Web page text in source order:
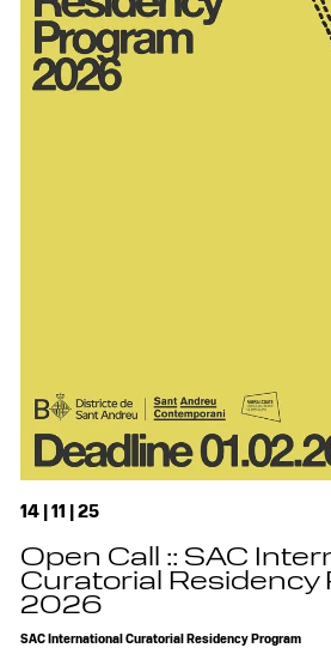
14 | 11 | 25
Open Call :: SAC
Curatorial Residency
2026
SAC International Curatorial Residency Program